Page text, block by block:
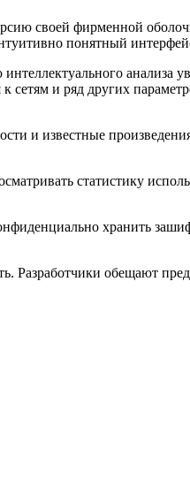
своей фирменной
понятный
анализа
сетям и ряд других
и известные
статистику
хранить
Разработчики обещают